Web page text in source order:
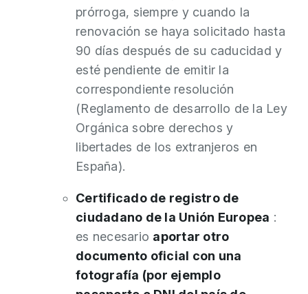
prórroga, siempre y cuando la
renovación se haya solicitado hasta
90 días después de su caducidad y
esté pendiente de emitir la
correspondiente resolución
(Reglamento de desarrollo de la Ley
Orgánica sobre derechos y
libertades de los extranjeros en
España).
Certificado de registro de
ciudadano de la Unión Europea :
es necesario aportar otro
documento oficial con una
fotografía (por ejemplo